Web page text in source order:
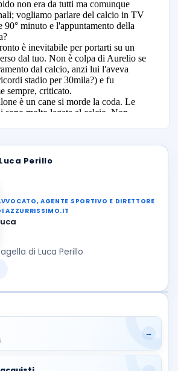
Perillo
AGENTE SPORTIVO E DIRETTORE
AZZURRISSIMO.IT
di Luca Perillo
→